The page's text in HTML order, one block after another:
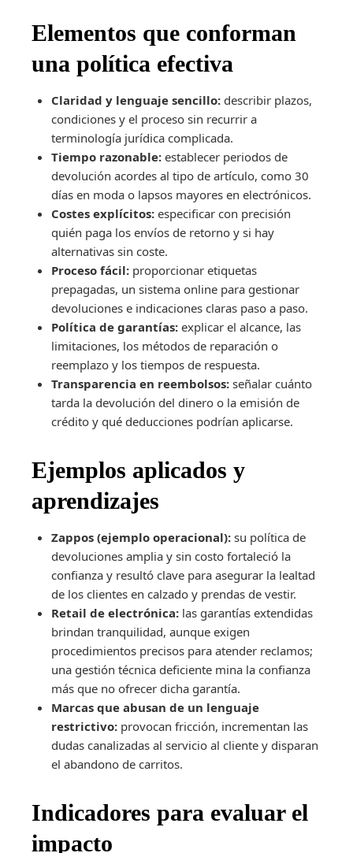
Elementos que conforman
una política efectiva
Claridad y lenguaje sencillo: describir plazos,
condiciones y el proceso sin recurrir a
terminología jurídica complicada.
Tiempo razonable: establecer periodos de
devolución acordes al tipo de artículo, como 30
días en moda o lapsos mayores en electrónicos.
Costes explícitos: especificar con precisión
quién paga los envíos de retorno y si hay
alternativas sin coste.
Proceso fácil: proporcionar etiquetas
prepagadas, un sistema online para gestionar
devoluciones e indicaciones claras paso a paso.
Política de garantías: explicar el alcance, las
limitaciones, los métodos de reparación o
reemplazo y los tiempos de respuesta.
Transparencia en reembolsos: señalar cuánto
tarda la devolución del dinero o la emisión de
crédito y qué deducciones podrían aplicarse.
Ejemplos aplicados y
aprendizajes
Zappos (ejemplo operacional): su política de
devoluciones amplia y sin costo fortaleció la
confianza y resultó clave para asegurar la lealtad
de los clientes en calzado y prendas de vestir.
Retail de electrónica: las garantías extendidas
brindan tranquilidad, aunque exigen
procedimientos precisos para atender reclamos;
una gestión técnica deficiente mina la confianza
más que no ofrecer dicha garantía.
Marcas que abusan de un lenguaje
restrictivo: provocan fricción, incrementan las
dudas canalizadas al servicio al cliente y disparan
el abandono de carritos.
Indicadores para evaluar el
impacto